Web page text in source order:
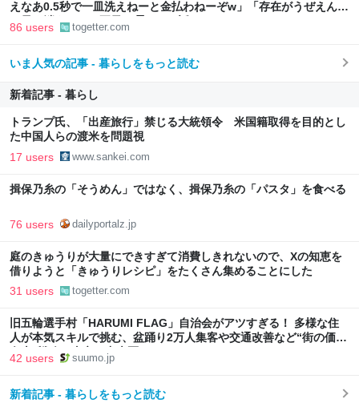
えなあ0.5秒で一皿洗えねーと金払わねーぞw」「存在がうぜえんだ
よ早く消えろ」と耳元で囁かれた話
86 users togetter.com
いま人気の記事 - 暮らしをもっと読む
新着記事 - 暮らし
トランプ氏、「出産旅行」禁じる大統領令 米国籍取得を目的とし
た中国人らの渡米を問題視
17 users www.sankei.com
揖保乃糸の「そうめん」ではなく、揖保乃糸の「パスタ」を食べる
76 users dailyportalz.jp
庭のきゅうりが大量にできすぎて消費しきれないので、Xの知恵を
借りようと「きゅうりレシピ」をたくさん集めることにした
31 users togetter.com
旧五輪選手村「HARUMI FLAG」自治会がアツすぎる！ 多様な住
人が本気スキルで挑む、盆踊り2万人集客や交通改善など“街の価値
向上”戦略 東京・中央区
42 users suumo.jp
新着記事 - 暮らしをもっと読む